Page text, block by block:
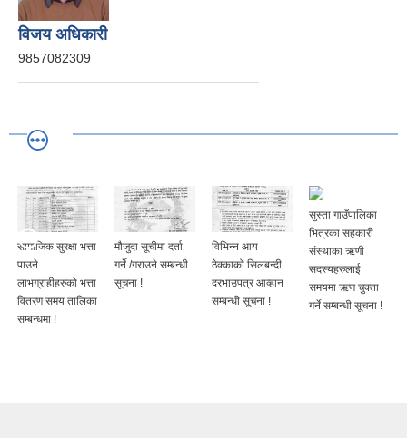
विजय अधिकारी
9857082309
सामाजिक सुरक्षा भत्ता
पाउने
लाभग्राहीहरुको भत्ता
वितरण समय तालिका
सम्बन्धमा !
मौजुदा सूचीमा दर्ता
गर्ने /गराउने सम्बन्धी
सूचना !
विभिन्न आय
ठेक्काको सिलबन्दी
दरभाउपत्र आव्हान
सम्बन्धी सूचना !
सुस्ता गाउँपालिका
भित्रका सहकारी
संस्थाका ऋणी
सदस्यहरुलाई
समयमा ऋण चुक्ता
गर्ने सम्बन्धी सूचना !